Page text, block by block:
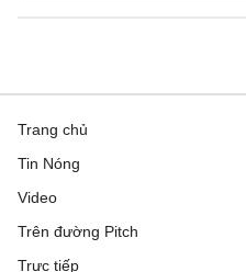
Trang chủ
Tin Nóng
Video
Trên đường Pitch
Trực tiếp